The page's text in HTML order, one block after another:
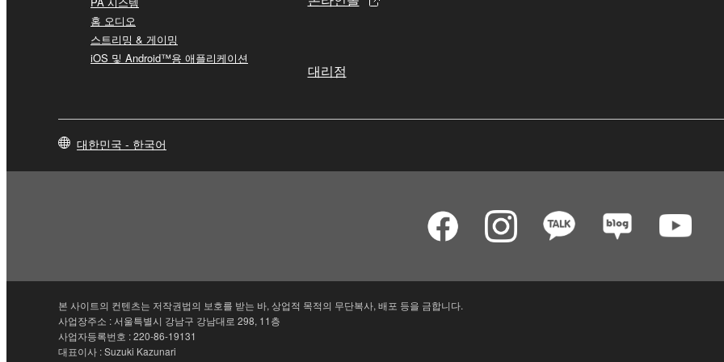
홈 오디오
스트리밍 & 게이밍
iOS 및 Android™용 애플리케이션
대리점
대한민국 - 한국어
본 사이트의 컨텐츠는 저작권법의 보호를 받는 바, 상업적 목적의 무단복사, 배포 등을 금합니다.
사업장주소 : 서울특별시 강남구 강남대로 298, 11층
사업자등록번호 : 220-86-19131
대표이사 : Suzuki Kazunari